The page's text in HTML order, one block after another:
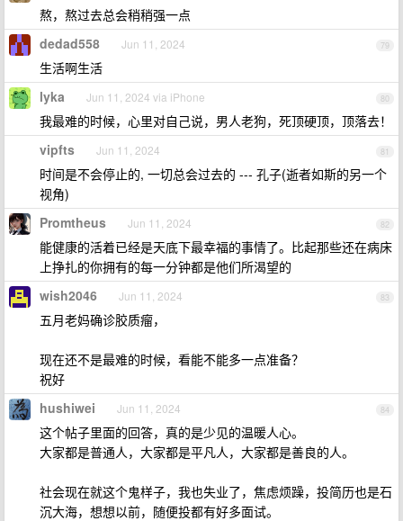
熬，熬过去总会稍稍强一点
79
dedad558 Jun 11, 2024
生活啊生活
80
lyka Jun 11, 2024 via iPhone
我最难的时候，心里对自己说，男人老狗，死顶硬顶，顶落去！
81
vipfts Jun 11, 2024
时间是不会停止的, 一切总会过去的 --- 孔子(逝者如斯的另一个
视角)
82
Promtheus Jun 11, 2024
能健康的活着已经是天底下最幸福的事情了。比起那些还在病床
上挣扎的你拥有的每一分钟都是他们所渴望的
83
wish2046 Jun 11, 2024
五月老妈确诊胶质瘤，
现在还不是最难的时候，看能不能多一点准备？
祝好
84
hushiwei Jun 11, 2024
这个帖子里面的回答，真的是少见的温暖人心。
大家都是普通人，大家都是平凡人，大家都是善良的人。
社会现在就这个鬼样子，我也失业了，焦虑烦躁，投简历也是石
沉大海，想想以前，随便投都有好多面试。